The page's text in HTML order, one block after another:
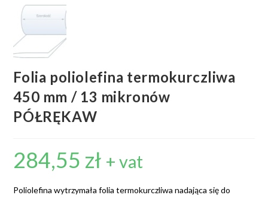
Folia poliolefina termokurczliwa
450 mm / 13 mikronów
PÓŁRĘKAW
284,55 zł + vat
Poliolefina wytrzymała folia termokurczliwa nadająca się do